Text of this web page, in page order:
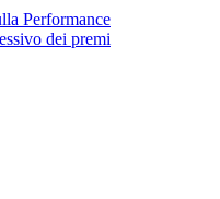
Performance
dei premi